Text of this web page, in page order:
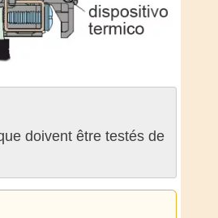
doivent être testés de